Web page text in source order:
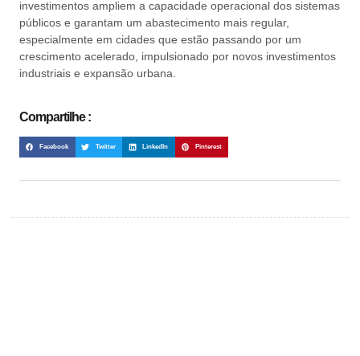
investimentos ampliem a capacidade operacional dos sistemas
públicos e garantam um abastecimento mais regular,
especialmente em cidades que estão passando por um
crescimento acelerado, impulsionado por novos investimentos
industriais e expansão urbana.
Compartilhe :
Facebook Twitter LinkedIn Pinterest